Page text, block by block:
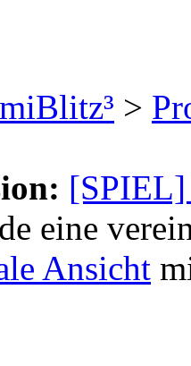
>
[SPIEL]
eine
Ansicht